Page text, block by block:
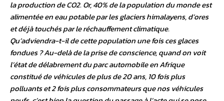
la production de CO2. Or, 40% de la population du monde est
alimentée en eau potable par les glaciers himalayens, d’ores
et déjà touchés par le réchauffement climatique.
Qu’adviendra-t-il de cette population une fois ces glaces
fondues ? Au-delà de la prise de conscience, quand on voit
l’état de délabrement du parc automobile en Afrique
constitué de véhicules de plus de 20 ans, 10 fois plus
polluants et 2 fois plus consommateurs que nos véhicules